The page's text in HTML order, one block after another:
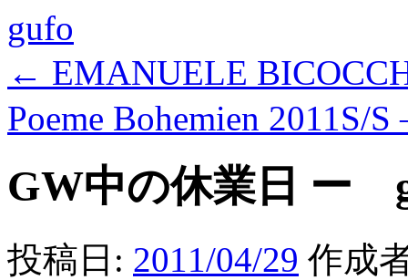
gufo
← EMANUELE
Poeme Bohemien 2011S/
GW中の休業日 ー
投稿日: 2011/04/29 作成